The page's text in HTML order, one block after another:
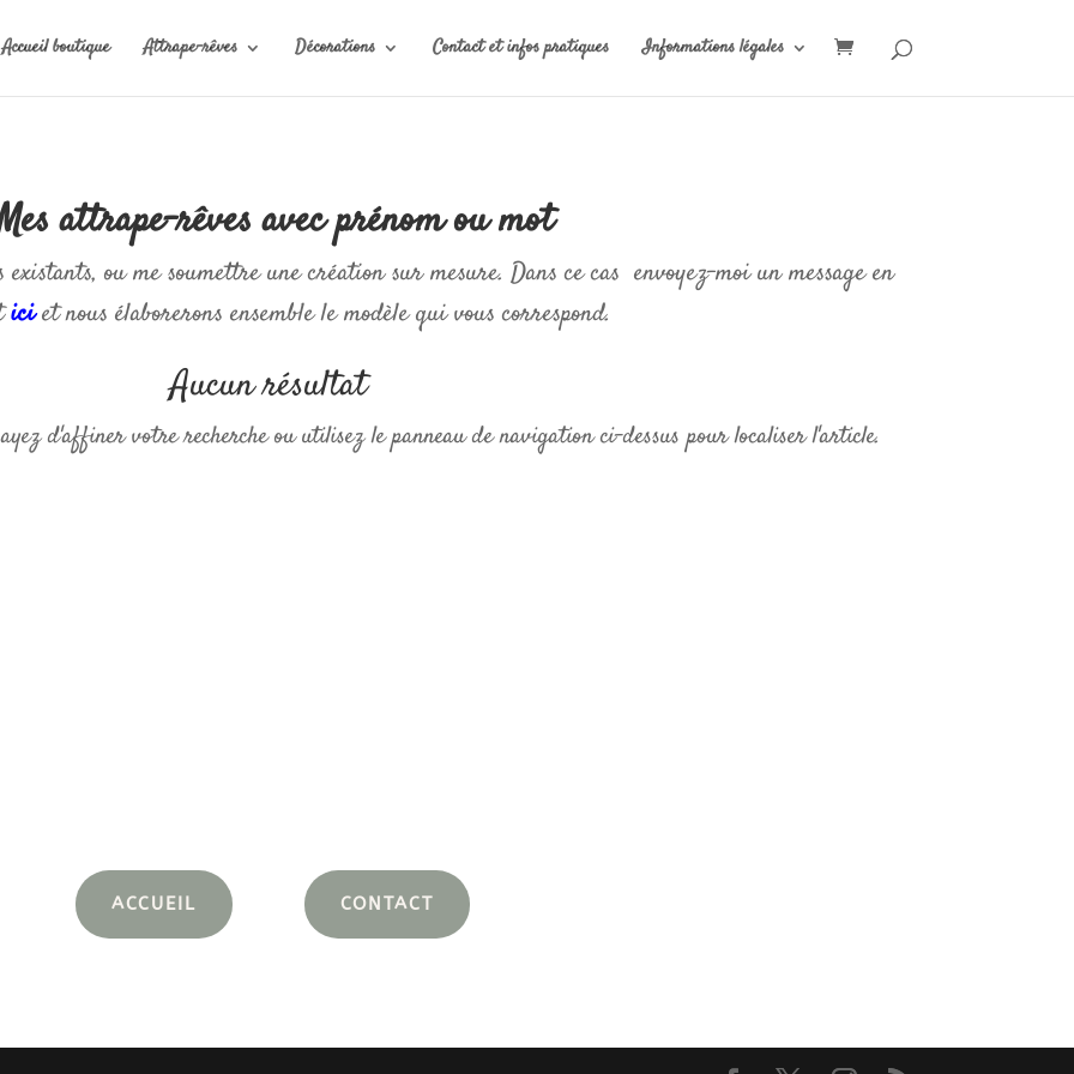
Accueil boutique Attrape-rêves Décorations Contact et infos pratiques Informations légales
attrape-rêves avec prénom ou mot
ou me soumettre une création sur mesure. Dans ce cas envoyez-moi un message en
iciet nous élaborerons ensemble le modèle qui vous correspond.
Aucun résultat
d'affiner votre recherche ou utilisez le panneau de navigation ci-dessus pour localiser l'article.
ACCUEIL CONTACT